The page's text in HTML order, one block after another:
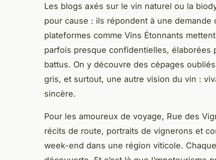
Les blogs axés sur le vin naturel ou la
pour cause : ils répondent à une demande
plateformes comme Vins Étonnants
parfois presque confidentielles, élaborées
battus. On y découvre des cépages
gris, et surtout, une autre vision du vin :
sincère.
Pour les amoureux de voyage, Rue des
récits de route, portraits de vignerons et
week-end dans une région viticole.